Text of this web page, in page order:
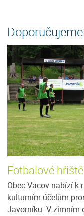
Doporučujeme
Fotbalové
Obec Vacov nabízí k
kulturním účelům
Javorníku. V zimním